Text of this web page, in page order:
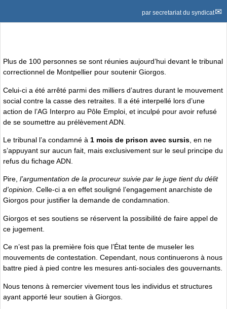
par secretariat du syndicat
Plus de 100 personnes se sont réunies aujourd’hui devant le tribunal
correctionnel de Montpellier pour soutenir Giorgos.
Celui-ci a été arrêté parmi des milliers d’autres durant le mouvement
social contre la casse des retraites. Il a été interpellé lors d’une
action de l’AG Interpro au Pôle Emploi, et inculpé pour avoir refusé
de se soumettre au prélèvement ADN.
Le tribunal l’a condamné à 1 mois de prison avec sursis , en ne
s’appuyant sur aucun fait, mais exclusivement sur le seul principe du
refus du fichage ADN.
Pire, l’argumentation de la procureur suivie par le juge tient du délit
d’opinion. Celle-ci a en effet souligné l’engagement anarchiste de
Giorgos pour justifier la demande de condamnation.
Giorgos et ses soutiens se réservent la possibilité de faire appel de
ce jugement.
Ce n’est pas la première fois que l’État tente de museler les
mouvements de contestation. Cependant, nous continuerons à nous
battre pied à pied contre les mesures anti-sociales des gouvernants.
Nous tenons à remercier vivement tous les individus et structures
ayant apporté leur soutien à Giorgos.